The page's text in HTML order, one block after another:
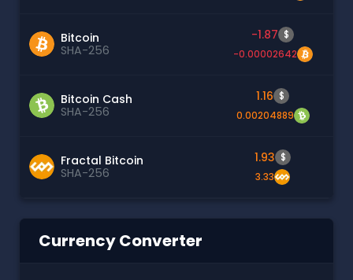
Bitcoin
SHA-256
-1.87 $
-0.00002642
Bitcoin Cash
SHA-256
1.16 $
0.00204889
Fractal Bitcoin
SHA-256
1.93 $
3.33
Currency Converter